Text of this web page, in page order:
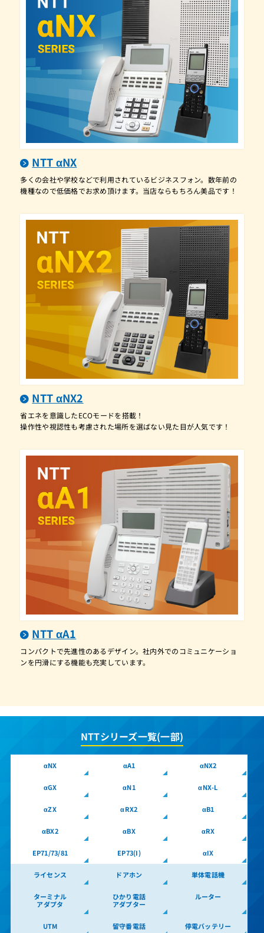
2.4GワイヤレスモニターPⅡ
2.4GワイヤレスモニターPⅢ
900-P
A1-(1)CTIC-LICENSE-(1)
A1-(16)POLHUB-(1)
A1-(16)給電HUBラック固定用品-(1)
A1-(18)CCLSTEL-(B1)(K)
A1-(18)IPTEL-(1)(W)
A1-(18)RECSTEL-(B1)(K)
A1-(18)RECSTEL-(B1)(W)
A1-(18)STEL-(1)(K)
A1-(18)STEL-(1)(W)
A1-(18)STEL-(2)(K)
A1-(18)STEL-(B1)(K)
A1-(18)STEL-(B1)(W)
A1-(20)SPMLT-LICENSE-(1)
A1-(24)APFSTEL-(1)(K)
A1-(24)APFSTEL-(2)(K)
A1-(24)APFSTEL-(2)(W)
A1-(24)APFSTEL-(B1)(K)
A1-(24)APFSTEL-(B1)(W)
A1-(24)CCLIPTEL-(1)(K)
A1-(24)CCLIPTEL-(1)(W)
A1-(24)CCLSTEL-(1)(K)
A1-(24)CCLSTEL-(1)(W)
A1-(24)IPFIPTEL-(1)(K)
A1-(24)IPFIPTEL-(1)(W)
A1-(24)IPFSTEL-(1)(K)
A1-(24)IPFSTEL-(B1)(K)
A1-(24)IPTEL-(1)(K)
A1-(24)IPTEL-(1)(W)
A1-(24)IPTEL-(1)(W)（ひかりクラウド対応IP用）
A1-(24)STEL-(1)(K)
A1-(24)STEL-(1)(W)
A1-(24)STEL-(2)(K)
A1-(24)STEL-(2)(W)
A1-(24)WPIPTEL-(1)(W)
NTT αNX
多くの会社や学校などで利用されているビジネスフォン。数年前の
機種なので低価格でお求め頂けます。当店ならもちろん美品です！
NTT αNX2
省エネを意識したECOモードを搭載！
操作性や視認性も考慮された場所を選ばない見た目が人気です！
NTT αA1
コンパクトで先進性のあるデザイン。社内外でのコミュニケーショ
ンを円滑にする機能も充実しています。
NTTシリーズ一覧(一部)
αNX αA1 αNX2
αGX αN1 αNX-L
αZX αRX2 αB1
αBX2 αBX αRX
EP71/73/81 EP73(I) αIX
ライセンス ドアホン 単体電話機
ターミナル
アダプタ
ひかり電話
アダプター
ルーター
UTM 留守番電話 停電バッテリー